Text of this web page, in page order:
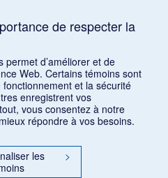
de respecter la
permet d’améliorer et de
Web. Certains témoins sont
et la sécurité
enregistrent vos
vous consentez à notre
répondre à vos besoins.
les
>